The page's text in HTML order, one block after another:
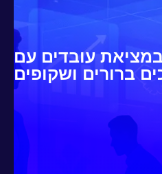
עובדים עם
ברורים ושקופים